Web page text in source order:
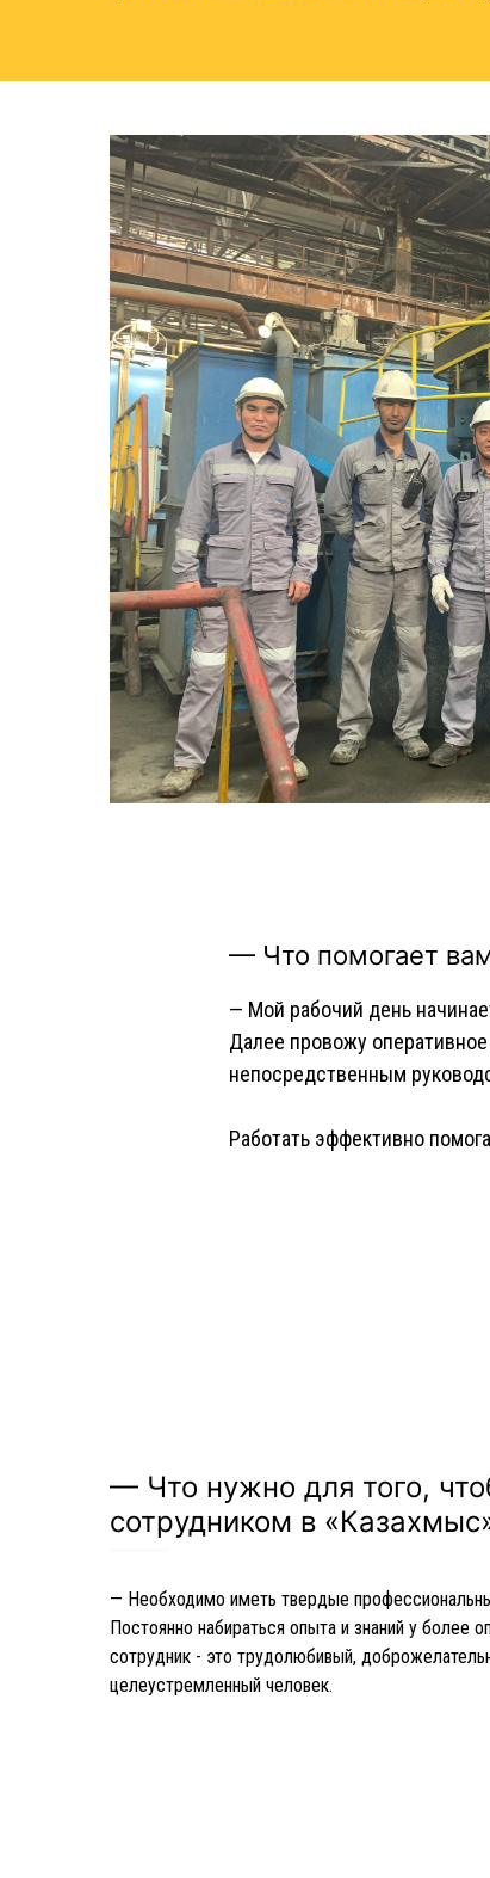
— Что помогает
— Мой рабочий день
Далее провожу
непосредственным
Работать эффективно
— Что нужно для того,
сотрудником в
— Необходимо иметь твердые
Постоянно набираться опыта и знаний у более
сотрудник - это трудолюбивый,
целеустремленный человек.